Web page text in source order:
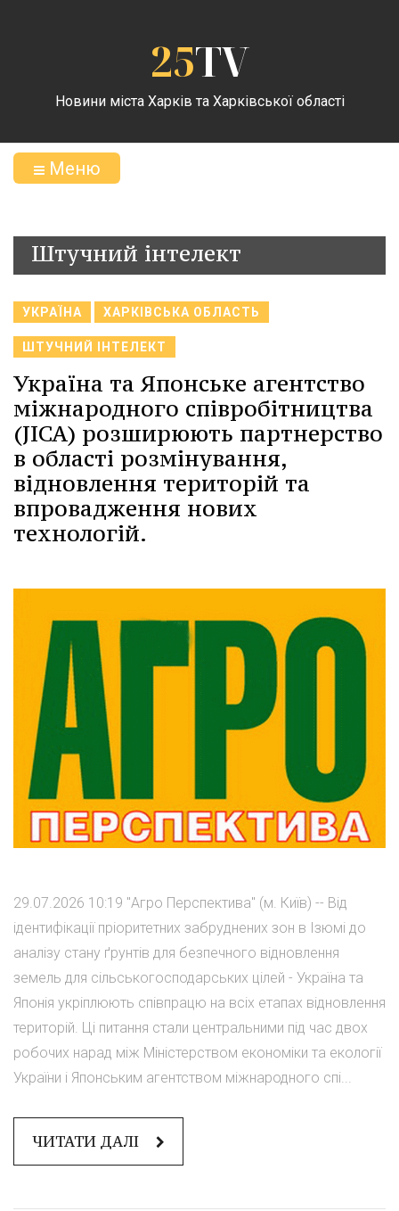
25TV
Новини міста Харків та Харківської області
Меню
Штучний інтелект
УКРАЇНА ХАРКІВСЬКА ОБЛАСТЬ
ШТУЧНИЙ ІНТЕЛЕКТ
Україна та Японське агентство
міжнародного співробітництва
(JICA) розширюють партнерство
в області розмінування,
відновлення територій та
впровадження нових
технологій.
29.07.2026 10:19 "Агро Перспектива" (м. Київ) -- Від
ідентифікації пріоритетних забруднених зон в Ізюмі до
аналізу стану ґрунтів для безпечного відновлення
земель для сільськогосподарських цілей - Україна та
Японія укріплюють співпрацю на всіх етапах відновлення
територій. Ці питання стали центральними під час двох
робочих нарад між Міністерством економіки та екології
України і Японським агентством міжнародного спі...
ЧИТАТИ ДАЛІ